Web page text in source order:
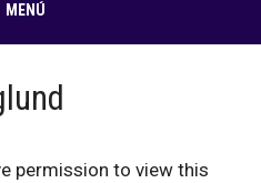
MENÚ
permission to view this